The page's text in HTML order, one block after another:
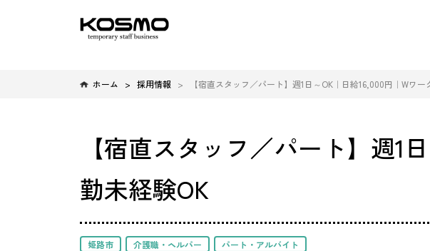
ホーム 採用情報 【宿直スタッフ／パート】週1日～OK｜日給16,000円｜Wワ
【宿直スタッフ／パート】週1
勤未経験OK
姫路市 介護職・ヘルパー パート・アルバイト